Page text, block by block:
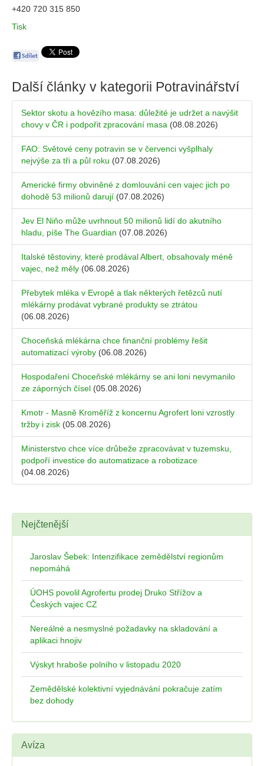
+420 720 315 850
Tisk
Další články v kategorii Potravinářství
Sektor skotu a hovězího masa: důležité je udržet a navýšit
chovy v ČR i podpořit zpracování masa (08.08.2026)
FAO: Světové ceny potravin se v červenci vyšplhaly
nejvýše za tři a půl roku (07.08.2026)
Americké firmy obviněné z domlouvání cen vajec jich po
dohodě 53 milionů darují (07.08.2026)
Jev El Niňo může uvrhnout 50 milionů lidí do akutního
hladu, píše The Guardian (07.08.2026)
Italské těstoviny, které prodával Albert, obsahovaly méně
vajec, než měly (06.08.2026)
Přebytek mléka v Evropě a tlak některých řetězců nutí
mlékárny prodávat vybrané produkty se ztrátou
(06.08.2026)
Choceňská mlékárna chce finanční problémy řešit
automatizací výroby (06.08.2026)
Hospodaření Choceňské mlékárny se ani loni nevymanilo
ze záporných čísel (05.08.2026)
Kmotr - Masně Kroměříž z koncernu Agrofert loni vzrostly
tržby i zisk (05.08.2026)
Ministerstvo chce více drůbeže zpracovávat v tuzemsku,
podpoří investice do automatizace a robotizace
(04.08.2026)
Nejčtenější
Jaroslav Šebek: Intenzifikace zemědělství regionům
nepomáhá
ÚOHS povolil Agrofertu prodej Druko Střížov a
Českých vajec CZ
Nereálné a nesmyslné požadavky na skladování a
aplikaci hnojiv
Výskyt hraboše polního v listopadu 2020
Zemědělské kolektivní vyjednávání pokračuje zatím
bez dohody
Avíza